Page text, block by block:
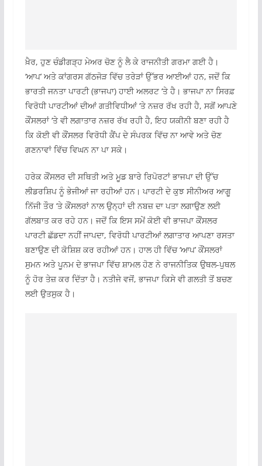
ਖ਼ੈਰ, ਹੁਣ ਚੰਡੀਗੜ੍ਹ ਮੇਅਰ ਚੋਣ ਨੂੰ ਲੈ ਕੇ ਰਾਜਨੀਤੀ ਗਰਮਾ ਗਈ ਹੈ।
‘ਆਪ’ ਅਤੇ ਕਾਂਗਰਸ ਗੱਠਜੋੜ ਵਿੱਚ ਤਰੇੜਾਂ ਉੱਭਰ ਆਈਆਂ ਹਨ, ਜਦੋਂ ਕਿ
ਭਾਰਤੀ ਜਨਤਾ ਪਾਰਟੀ (ਭਾਜਪਾ) ਹਾਈ ਅਲਰਟ ‘ਤੇ ਹੈ। ਭਾਜਪਾ ਨਾ ਸਿਰਫ਼
ਵਿਰੋਧੀ ਪਾਰਟੀਆਂ ਦੀਆਂ ਗਤੀਵਿਧੀਆਂ ‘ਤੇ ਨਜ਼ਰ ਰੱਖ ਰਹੀ ਹੈ, ਸਗੋਂ ਆਪਣੇ
ਕੌਂਸਲਰਾਂ ‘ਤੇ ਵੀ ਲਗਾਤਾਰ ਨਜ਼ਰ ਰੱਖ ਰਹੀ ਹੈ, ਇਹ ਯਕੀਨੀ ਬਣਾ ਰਹੀ ਹੈ
ਕਿ ਕੋਈ ਵੀ ਕੌਂਸਲਰ ਵਿਰੋਧੀ ਕੈਂਪ ਦੇ ਸੰਪਰਕ ਵਿੱਚ ਨਾ ਆਵੇ ਅਤੇ ਚੋਣ
ਗਣਨਾਵਾਂ ਵਿੱਚ ਵਿਘਨ ਨਾ ਪਾ ਸਕੇ।
ਹਰੇਕ ਕੌਂਸਲਰ ਦੀ ਸਥਿਤੀ ਅਤੇ ਮੂਡ ਬਾਰੇ ਰਿਪੋਰਟਾਂ ਭਾਜਪਾ ਦੀ ਉੱਚ
ਲੀਡਰਸ਼ਿਪ ਨੂੰ ਭੇਜੀਆਂ ਜਾ ਰਹੀਆਂ ਹਨ। ਪਾਰਟੀ ਦੇ ਕੁਝ ਸੀਨੀਅਰ ਆਗੂ
ਨਿੱਜੀ ਤੌਰ ‘ਤੇ ਕੌਂਸਲਰਾਂ ਨਾਲ ਉਨ੍ਹਾਂ ਦੀ ਨਬਜ਼ ਦਾ ਪਤਾ ਲਗਾਉਣ ਲਈ
ਗੱਲਬਾਤ ਕਰ ਰਹੇ ਹਨ। ਜਦੋਂ ਕਿ ਇਸ ਸਮੇਂ ਕੋਈ ਵੀ ਭਾਜਪਾ ਕੌਂਸਲਰ
ਪਾਰਟੀ ਛੱਡਦਾ ਨਹੀਂ ਜਾਪਦਾ, ਵਿਰੋਧੀ ਪਾਰਟੀਆਂ ਲਗਾਤਾਰ ਆਪਣਾ ਰਸਤਾ
ਬਣਾਉਣ ਦੀ ਕੋਸ਼ਿਸ਼ ਕਰ ਰਹੀਆਂ ਹਨ। ਹਾਲ ਹੀ ਵਿੱਚ ‘ਆਪ’ ਕੌਂਸਲਰਾਂ
ਸੁਮਨ ਅਤੇ ਪੂਨਮ ਦੇ ਭਾਜਪਾ ਵਿੱਚ ਸ਼ਾਮਲ ਹੋਣ ਨੇ ਰਾਜਨੀਤਿਕ ਉਥਲ-ਪੁਥਲ
ਨੂੰ ਹੋਰ ਤੇਜ਼ ਕਰ ਦਿੱਤਾ ਹੈ। ਨਤੀਜੇ ਵਜੋਂ, ਭਾਜਪਾ ਕਿਸੇ ਵੀ ਗਲਤੀ ਤੋਂ ਬਚਣ
ਲਈ ਉਤਸੁਕ ਹੈ।